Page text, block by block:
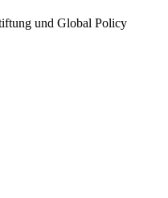
und Global Policy